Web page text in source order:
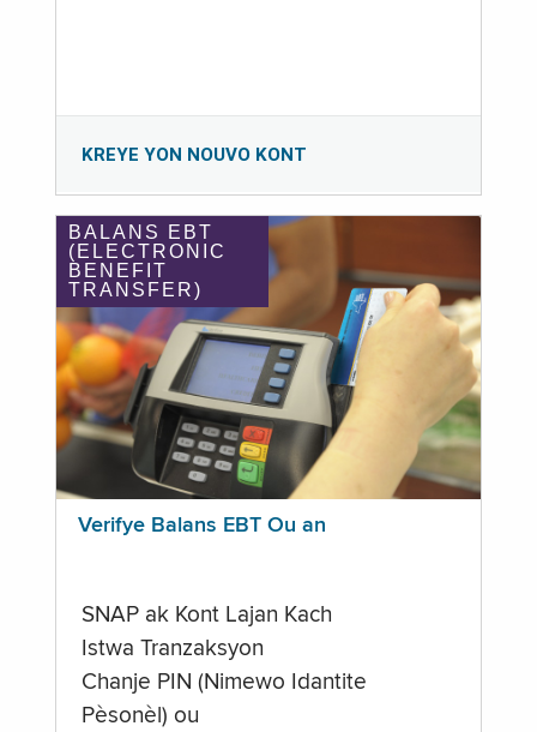
KREYE YON NOUVO KONT
BALANS EBT
(ELECTRONIC
BENEFIT
TRANSFER)
Verifye Balans EBT Ou an
SNAP ak Kont Lajan Kach
Istwa Tranzaksyon
Chanje PIN (Nimewo Idantite
Pèsonèl) ou